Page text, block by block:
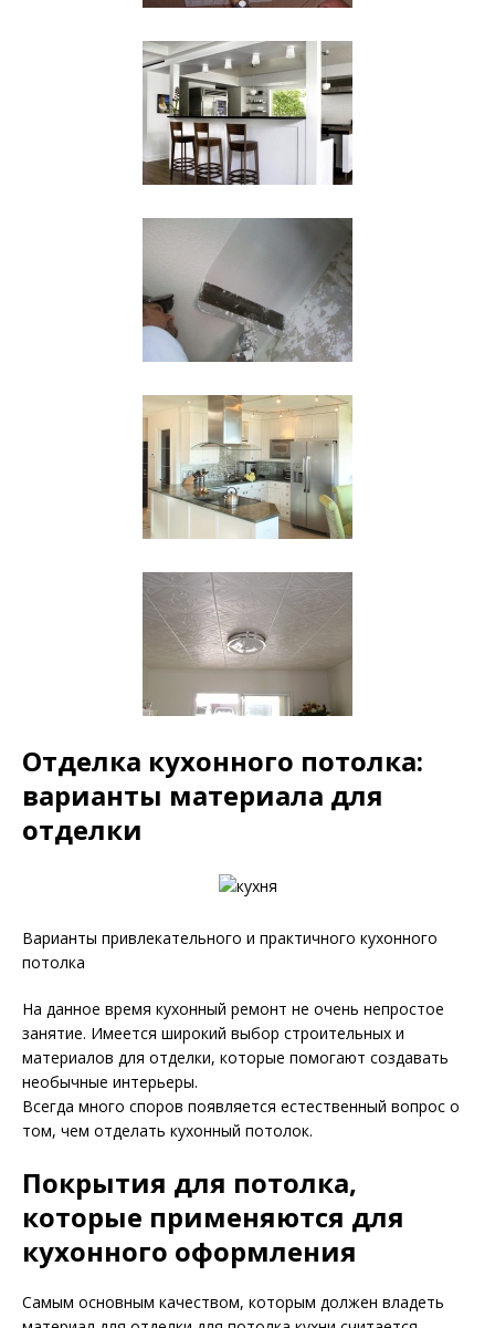
Отделка кухонного потолка:
варианты материала для
отделки
Варианты привлекательного и практичного кухонного
потолка
На данное время кухонный ремонт не очень непростое
занятие. Имеется широкий выбор строительных и
материалов для отделки, которые помогают создавать
необычные интерьеры.
Всегда много споров появляется естественный вопрос о
том, чем отделать кухонный потолок.
Покрытия для потолка,
которые применяются для
кухонного оформления
Самым основным качеством, которым должен владеть